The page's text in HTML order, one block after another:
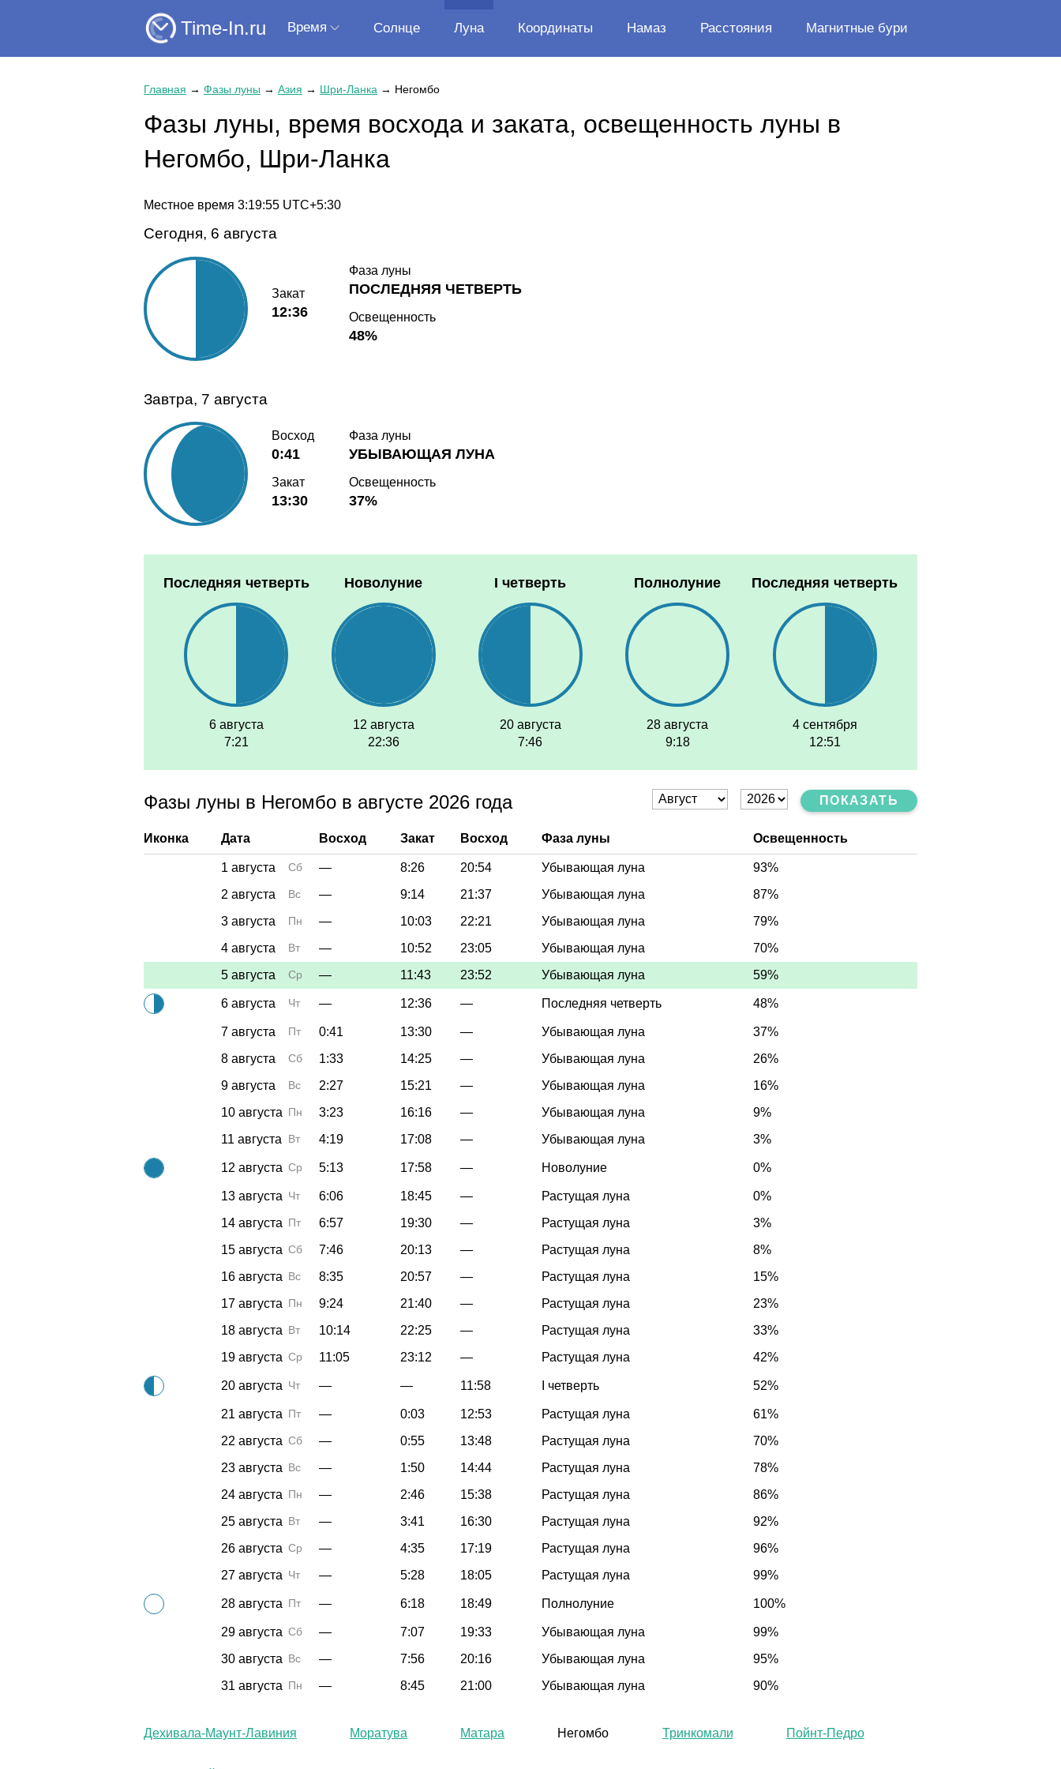
Time-In.ru Время Солнце Луна Координаты Намаз Расстояния Магнитные бури
Главная → Фазы луны → Азия → Шри-Ланка → Негомбо
Фазы луны, время восхода и заката, освещенность луны в
Негомбо, Шри-Ланка
Местное время 3:19:56 UTC+5:30
Сегодня, 6 августа
Закат
12:36
Фаза луны
ПОСЛЕДНЯЯ ЧЕТВЕРТЬ
Освещенность
48%
Завтра, 7 августа
Восход
0:41
Закат
13:30
Фаза луны
УБЫВАЮЩАЯ ЛУНА
Освещенность
37%
Последняя четверть
6 августа
7:21
Новолуние
12 августа
22:36
I четверть
20 августа
7:46
Полнолуние
28 августа
9:18
Последняя четверть
4 сентября
12:51
Фазы луны в Негомбо в августе 2026 года ПОКАЗАТЬ
Иконка Дата Восход Закат Восход Фаза луны Освещенность
1 августа Сб — 8:26 20:54 Убывающая луна
93%
2 августа
Вс — 9:14 21:37 Убывающая луна
87%
3 августа
Пн — 10:03 22:21 Убывающая луна
79%
4 августа
Вт — 10:52 23:05 Убывающая луна
70%
5 августа
Ср — 11:43 23:52 Убывающая луна 59%
6 августа Чт — 12:36 — Последняя четверть 48%
7 августа Пт 0:41 13:30 — Убывающая луна
37%
8 августа
Сб 1:33 14:25 — Убывающая луна
26%
9 августа
Вс 2:27 15:21 — Убывающая луна
16%
10 августа Пн 3:23 16:16 — Убывающая луна
9%
11 августа
Вт 4:19 17:08 — Убывающая луна 3%
12 августа Ср 5:13 17:58 — Новолуние 0%
13 августа Чт 6:06 18:45 — Растущая луна
0%
14 августа Пт 6:57 19:30 — Растущая луна
3%
15 августа Сб 7:46 20:13 — Растущая луна
8%
16 августа Вс 8:35 20:57 — Растущая луна
15%
17 августа Пн 9:24 21:40 — Растущая луна
23%
18 августа Вт 10:14 22:25 — Растущая луна
33%
19 августа Ср 11:05 23:12 — Растущая луна 42%
20 августа Чт — — 11:58 I четверть 52%
21 августа Пт — 0:03 12:53 Растущая луна
61%
22 августа Сб — 0:55 13:48 Растущая луна
70%
23 августа Вс — 1:50 14:44 Растущая луна
78%
24 августа Пн — 2:46 15:38 Растущая луна
86%
25 августа Вт — 3:41 16:30 Растущая луна
92%
26 августа Ср — 4:35 17:19 Растущая луна
96%
27 августа Чт — 5:28 18:05 Растущая луна 99%
28 августа Пт — 6:18 18:49 Полнолуние 100%
29 августа Сб — 7:07 19:33 Убывающая луна
99%
30 августа Вс — 7:56 20:16 Убывающая луна
95%
31 августа Пн — 8:45 21:00 Убывающая луна 90%
Дехивала-Маунт-Лавиния Моратува Матара Негомбо Тринкомали Пойнт-Педро